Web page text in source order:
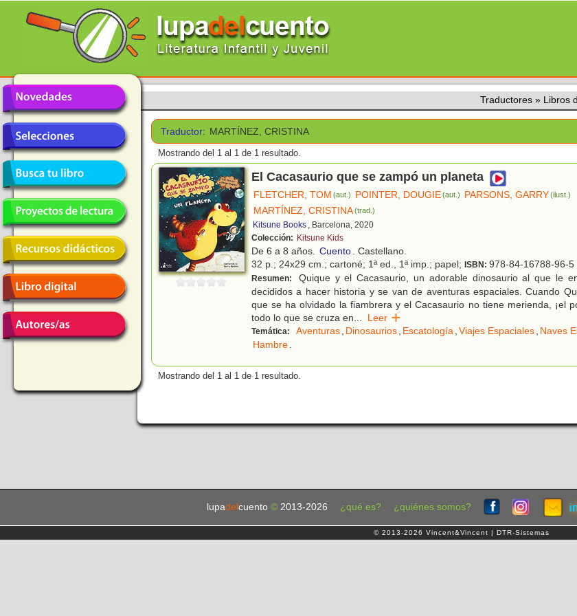
Traductores » Libros
Traductor: MARTÍNEZ, CRISTINA
Mostrando del 1 al 1 de 1 resultado.
El Cacasaurio que se zampó un planeta
FLETCHER, TOM (aut.) POINTER, DOUGIE(aut.) PARSONS, GARRY (ilust.)
MARTÍNEZ, CRISTINA(trad.)
Kitsune Books , Barcelona, 2020
Colección: Kitsune Kids
De 6 a 8 años. Cuento. Castellano.
32 p.; 24x29 cm.; cartoné; 1ª ed., 1ª imp.; papel; ISBN: 978-84-16788-96-5
Resumen:
Quique y el Cacasaurio, un adorable dinosaurio al que le
decididos a hacer historia y se van de aventuras espaciales. Cuando
que se ha olvidado la fiambrera y el Cacasaurio no tiene merienda, ¡el
todo lo que se cruza en... Leer
Temática: Aventuras, Dinosaurios, Escatología,Viajes Espaciales, Naves
Hambre.
Mostrando del 1 al 1 de 1 resultado.
lupadel cuento © 2013-2026 ¿qué es? ¿quiénes somos?
© 2013-2026 Vincent&Vincent | DTR-Sistemas